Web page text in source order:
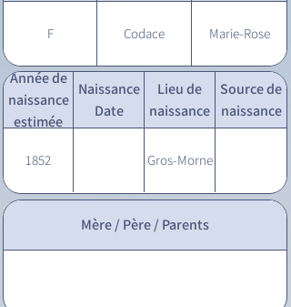
F Codace Marie-Rose
Année de
naissance
estimée
Naissance
Date
Lieu de
naissance
Source de
naissance
1852 Gros-Morne
Mère / Père / Parents